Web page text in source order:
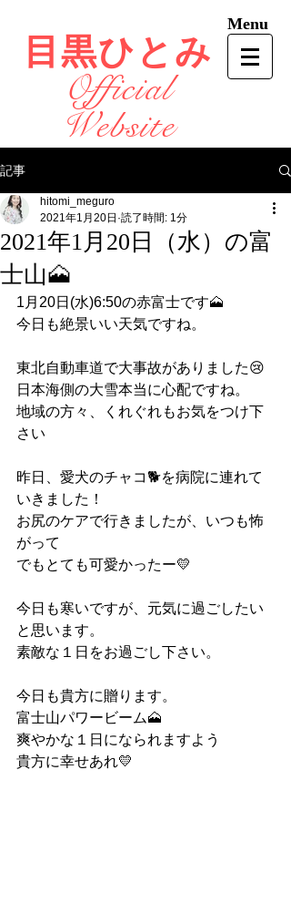
Menu
目黒ひとみ
Official
Website
記事
2021年1月20日（水）の富
士山🗻
hitomi_meguro
2021年1月20日 読了時間: 1分
1月20日(水)6:50の赤富士です🗻
今日も絶景いい天気ですね。
東北自動車道で大事故がありました😢
日本海側の大雪本当に心配ですね。
地域の方々、くれぐれもお気をつけ下
さい
昨日、愛犬のチャコ🐕を病院に連れて
いきました！
お尻のケアで行きましたが、いつも怖
がって
でもとても可愛かったー💛
今日も寒いですが、元気に過ごしたい
と思います。
素敵な１日をお過ごし下さい。
今日も貴方に贈ります。
富士山パワービーム🗻
爽やかな１日になられますよう
貴方に幸せあれ💛